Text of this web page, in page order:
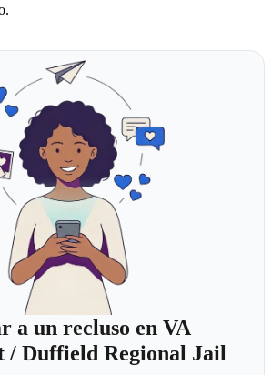
a un recluso en VA
/ Duffield Regional Jail